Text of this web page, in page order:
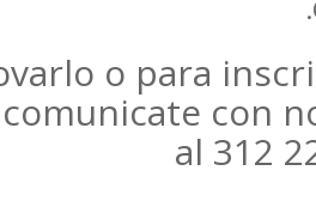
o para
comunicate
al